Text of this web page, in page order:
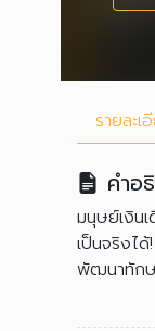
รายละเ
คำอ
มนุษย์เงิน
เป็นจริงไ
พัฒนาทักษ